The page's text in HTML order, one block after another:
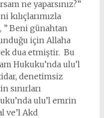
ne yaparsınız?”
kılıçlarımızla
” Beni günahtan
için Allaha
dua etmiştir. Bu
Hukuku’nda ulu’l
denetimsiz
sınırları
ulu’l emrin
ve’l Akd